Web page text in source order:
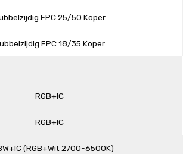
FPC 25/50 Koper
FPC 18/35 Koper
RGB+IC
RGB+IC
(RGB+Wit 2700-6500K)